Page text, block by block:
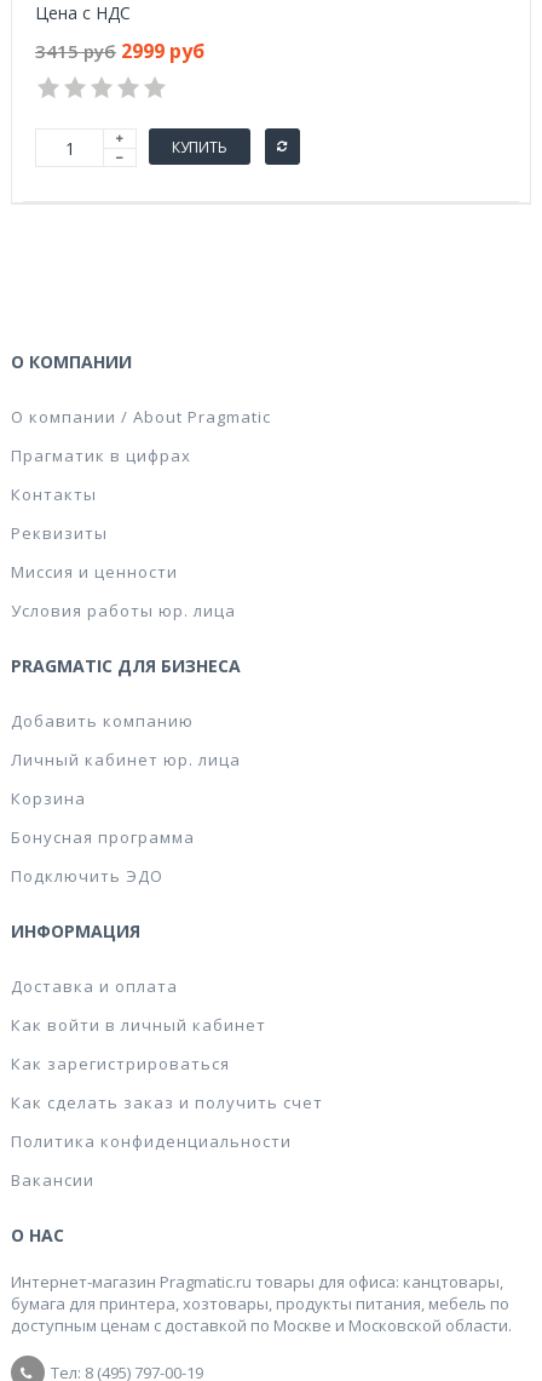
Цена с НДС
3415 руб 2999 руб
КУПИТЬ
О КОМПАНИИ
О компании / About Pragmatic
Прагматик в цифрах
Контакты
Реквизиты
Миссия и ценности
Условия работы юр. лица
PRAGMATIC ДЛЯ БИЗНЕСА
Добавить компанию
Личный кабинет юр. лица
Корзина
Бонусная программа
Подключить ЭДО
ИНФОРМАЦИЯ
Доставка и оплата
Как войти в личный кабинет
Как зарегистрироваться
Как сделать заказ и получить счет
Политика конфиденциальности
Вакансии
О НАС
Интернет-магазин Pragmatic.ru товары для офиса: канцтовары,
бумага для принтера, хозтовары, продукты питания, мебель по
доступным ценам с доставкой по Москве и Московской области.
Тел: 8 (495) 797-00-19